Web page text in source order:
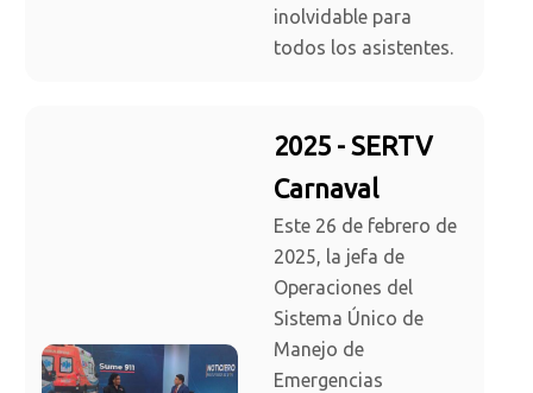
inolvidable para
todos los asistentes.
2025 - SERTV
Carnaval
Este 26 de febrero de
2025, la jefa de
Operaciones del
Sistema Único de
Manejo de
Emergencias